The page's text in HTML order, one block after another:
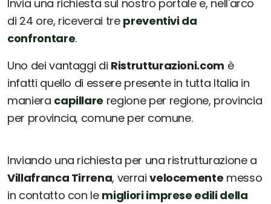
Invia una richiesta sul nostro portale e, nell'arco
di 24 ore, riceverai tre preventivi da
confrontare.
Uno dei vantaggi di Ristrutturazioni.com è
infatti quello di essere presente in tutta Italia in
maniera capillare regione per regione, provincia
per provincia, comune per comune.
Inviando una richiesta per una ristrutturazione a
Villafranca Tirrena, verraivelocemente messo
in contatto con le migliori imprese edili della